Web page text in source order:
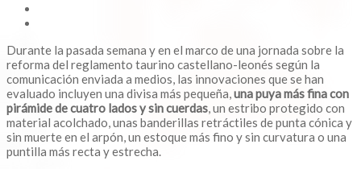
Durante la pasada semana y en el marco de una jornada sobre la
reforma del reglamento taurino castellano-leonés según la
comunicación enviada a medios, las innovaciones que se han
evaluado incluyen una divisa más pequeña,una puya más fina con
pirámide de cuatro lados y sin cuerdas, un estribo protegido con
material acolchado, unas banderillas retráctiles de punta cónica y
sin muerte en el arpón, un estoque más fino y sin curvatura o una
puntilla más recta y estrecha.